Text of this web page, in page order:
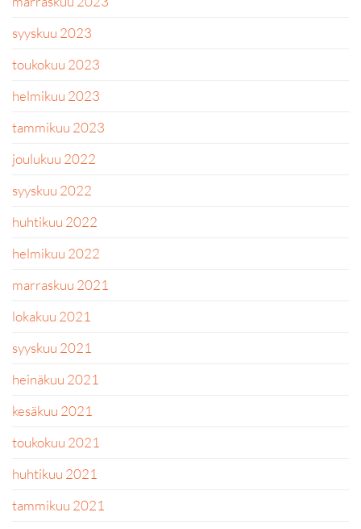
syyskuu 2023
toukokuu 2023
helmikuu 2023
tammikuu 2023
joulukuu 2022
syyskuu 2022
huhtikuu 2022
helmikuu 2022
marraskuu 2021
lokakuu 2021
syyskuu 2021
heinäkuu 2021
kesäkuu 2021
toukokuu 2021
huhtikuu 2021
tammikuu 2021